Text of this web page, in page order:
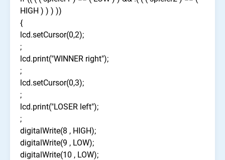
HIGH ) ) ) ))
{
lcd.setCursor(0,2);
;
lcd.print("WINNER right");
;
lcd.setCursor(0,3);
;
lcd.print("LOSER left");
;
digitalWrite(8 , HIGH);
digitalWrite(9 , LOW);
digitalWrite(10 , LOW);